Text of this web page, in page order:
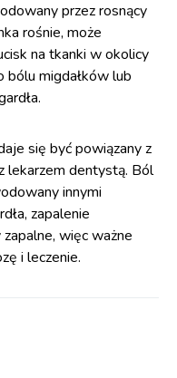
przez rosnący
rośnie, może
na tkanki w okolicy
bólu migdałków lub
się być powiązany z
lekarzem dentystą. Ból
innymi
zapalenie
więc ważne
i leczenie.